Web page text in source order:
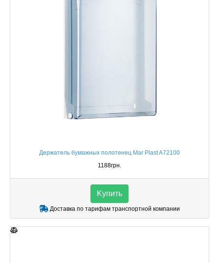
Держатель бумажных полотенец Mar Plast A72100
1188грн.
Kупить
Доставка по тарифам транспортной компании